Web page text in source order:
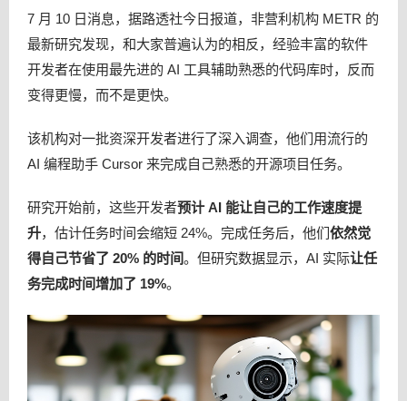
7 月 10 日消息，据路透社今日报道，非营利机构 METR 的
最新研究发现，和大家普遍认为的相反，经验丰富的软件
开发者在使用最先进的 AI 工具辅助熟悉的代码库时，反而
变得更慢，而不是更快。
该机构对一批资深开发者进行了深入调查，他们用流行的
AI 编程助手 Cursor 来完成自己熟悉的开源项目任务。
研究开始前，这些开发者预计 AI 能让自己的工作速度提
升，估计任务时间会缩短 24%。完成任务后，他们依然觉
得自己节省了 20% 的时间。但研究数据显示，AI 实际让任
务完成时间增加了 19%。